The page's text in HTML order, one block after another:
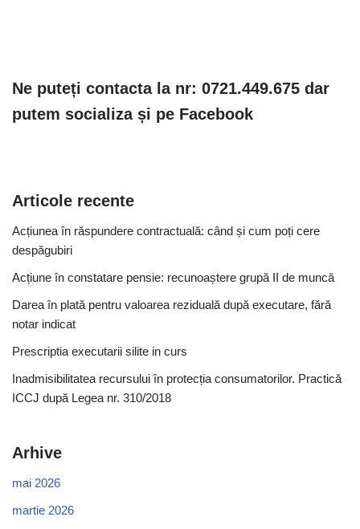
Ne puteți contacta la nr: 0721.449.675 dar
putem socializa și pe Facebook
Articole recente
Acțiunea în răspundere contractuală: când și cum poți cere
despăgubiri
Acțiune în constatare pensie: recunoaștere grupă II de muncă
Darea în plată pentru valoarea reziduală după executare, fără
notar indicat
Prescriptia executarii silite in curs
Inadmisibilitatea recursului în protecția consumatorilor. Practică
ICCJ după Legea nr. 310/2018
Arhive
mai 2026
martie 2026